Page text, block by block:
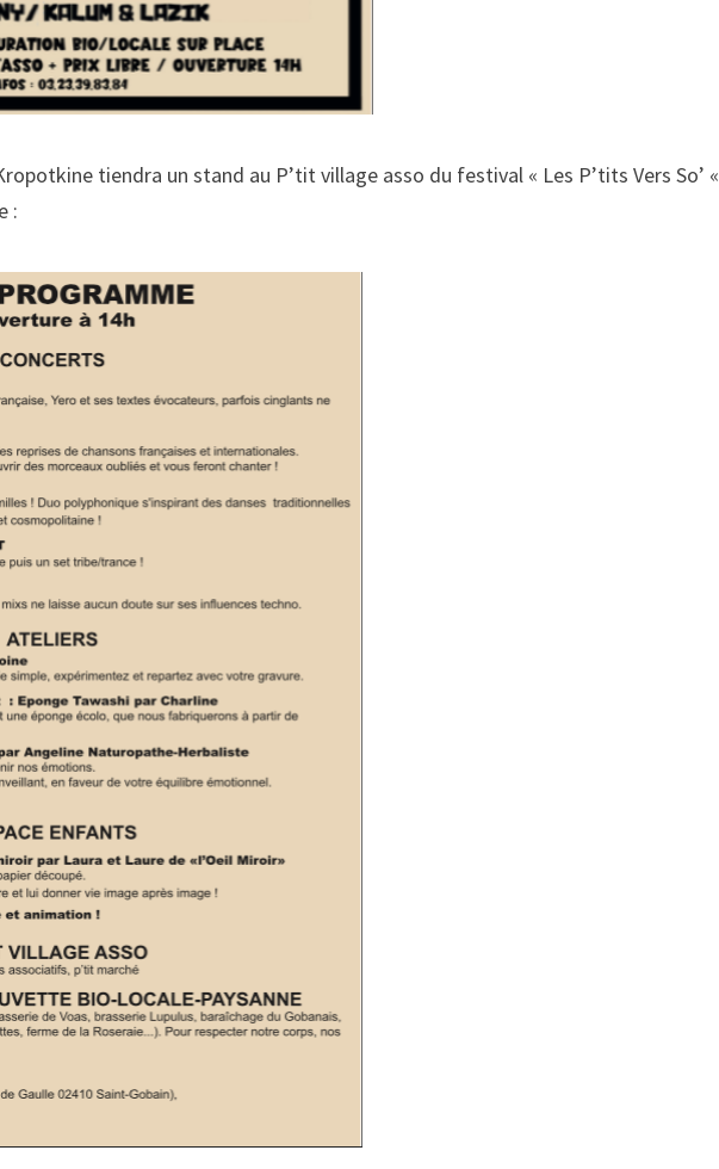
tiendra un stand au P’tit village asso du festival « Les P’tits Vers So’ «
: